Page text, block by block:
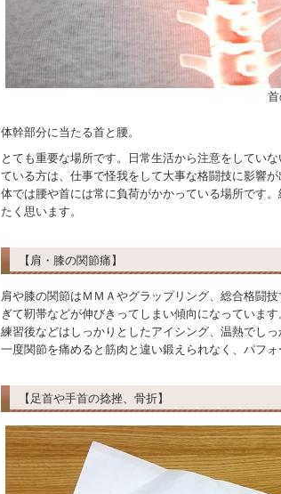
体幹部分に当たる首と腰。
とても重要な場所です。日常生活から注意をしてい
ている方は、仕事で怪我をして大事な格闘技に影響
体では腰や首には常に負荷がかかっている場所です
たく思います。
【肩・膝の関節痛】
肩や膝の関節はＭＭＡやグラップリング、総合格闘
ぎて靭帯などが伸びきってしまい傾向になっています
練習後などはしっかりとしたアイシング、温熱でしっ
一度関節を痛めると筋肉と違い鍛えられなく、パフォ
【足首や手首の捻挫、骨折】